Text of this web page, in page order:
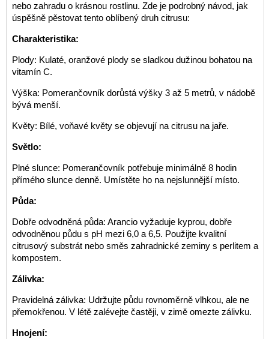
nebo zahradu o krásnou rostlinu. Zde je podrobný návod, jak
úspěšně pěstovat tento oblíbený druh citrusu:
Charakteristika:
Plody: Kulaté, oranžové plody se sladkou dužinou bohatou na
vitamín C.
Výška: Pomerančovník dorůstá výšky 3 až 5 metrů, v nádobě
bývá menší.
Květy: Bílé, voňavé květy se objevují na citrusu na jaře.
Světlo:
Plné slunce: Pomerančovník potřebuje minimálně 8 hodin
přímého slunce denně. Umístěte ho na nejslunnější místo.
Půda:
Dobře odvodněná půda: Arancio vyžaduje kyprou, dobře
odvodněnou půdu s pH mezi 6,0 a 6,5. Použijte kvalitní
citrusový substrát nebo směs zahradnické zeminy s perlitem a
kompostem.
Zálivka:
Pravidelná zálivka: Udržujte půdu rovnoměrně vlhkou, ale ne
přemokřenou. V létě zalévejte častěji, v zimě omezte zálivku.
Hnojení: